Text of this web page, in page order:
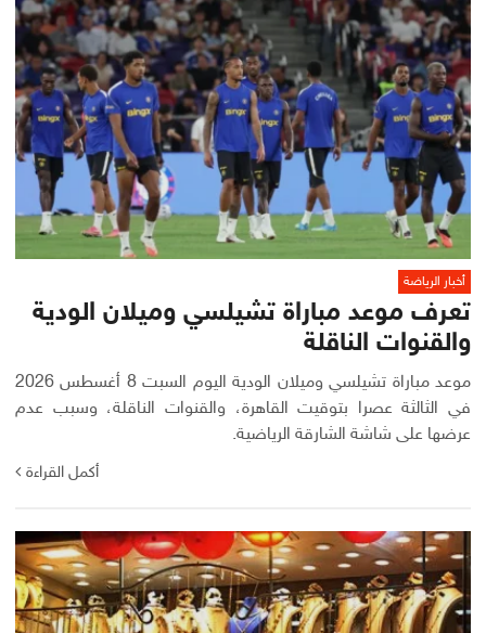
أخبار الرياضة
تعرف موعد مباراة تشيلسي وميلان الودية
والقنوات الناقلة
موعد مباراة تشيلسي وميلان الودية اليوم السبت 8 أغسطس 2026
في الثالثة عصرا بتوقيت القاهرة، والقنوات الناقلة، وسبب عدم
عرضها على شاشة الشارقة الرياضية.
أكمل القراءة